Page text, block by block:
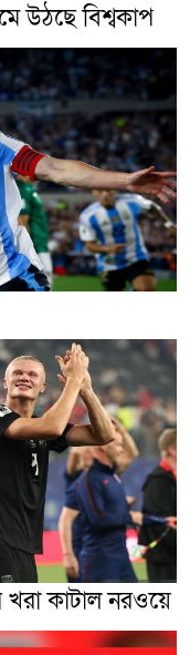
উঠছে বিশ্বকাপ
কাটাল নরওয়ে